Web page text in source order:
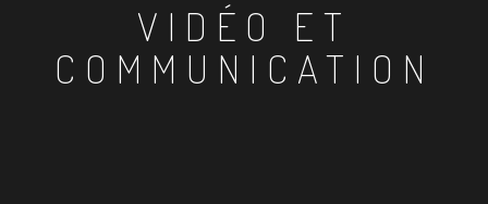
VIDÉO ET
COMMUNICATION